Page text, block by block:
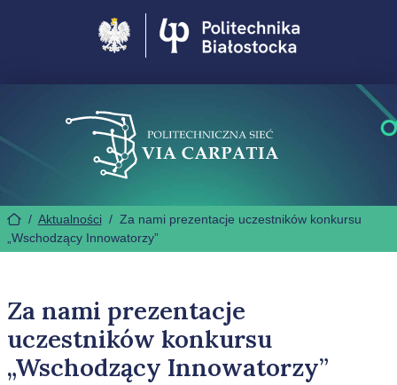
/ Aktualności/ Za nami prezentacje uczestników konkursu
„Wschodzący Innowatorzy”
Za nami prezentacje
uczestników konkursu
„Wschodzący Innowatorzy”